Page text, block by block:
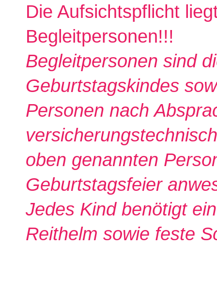
Die Aufsichtspflicht
Begleitpersonen!!!
Begleitpersonen sind
Geburtstagskindes
Personen nach
oben genannten
Geburtstagsfeier
Jedes Kind benötigt
Reithelm sowie feste